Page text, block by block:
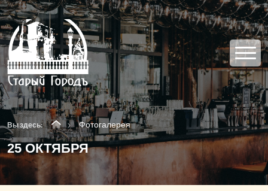
Вы здесь: Фотогалерея
25 ОКТЯБРЯ